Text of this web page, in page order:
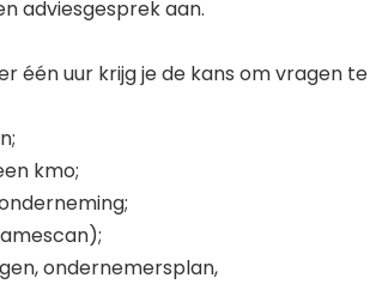
adviesgesprek aan.
één uur krijg je de kans om vragen te
kmo;
ondernemersplan,